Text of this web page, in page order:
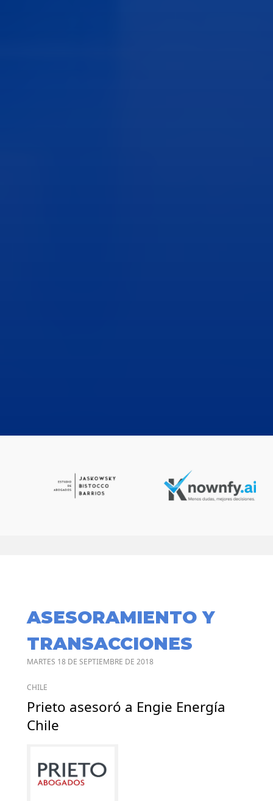
ASESORAMIENTO Y
TRANSACCIONES
MARTES 18 DE SEPTIEMBRE DE 2018
CHILE
Prieto asesoró a Engie Energía
Chile